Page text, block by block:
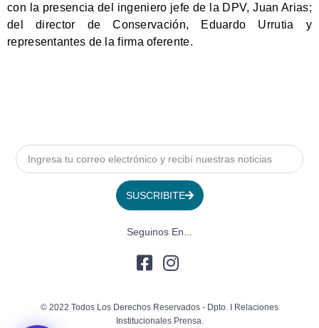
con la presencia del ingeniero jefe de la DPV, Juan Arias;
del director de Conservación, Eduardo Urrutia y
representantes de la firma oferente.
SUSCRIBITE
Seguinos En...
© 2022 Todos Los Derechos Reservados - Dpto. I Relaciones
Institucionales Prensa.